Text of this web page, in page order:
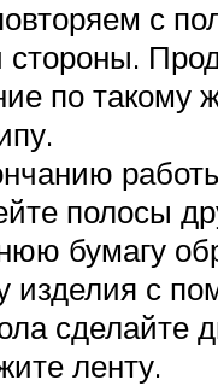
с
стороны.
по такому
полосы
бумагу
изделия с
сделайте
ленту.